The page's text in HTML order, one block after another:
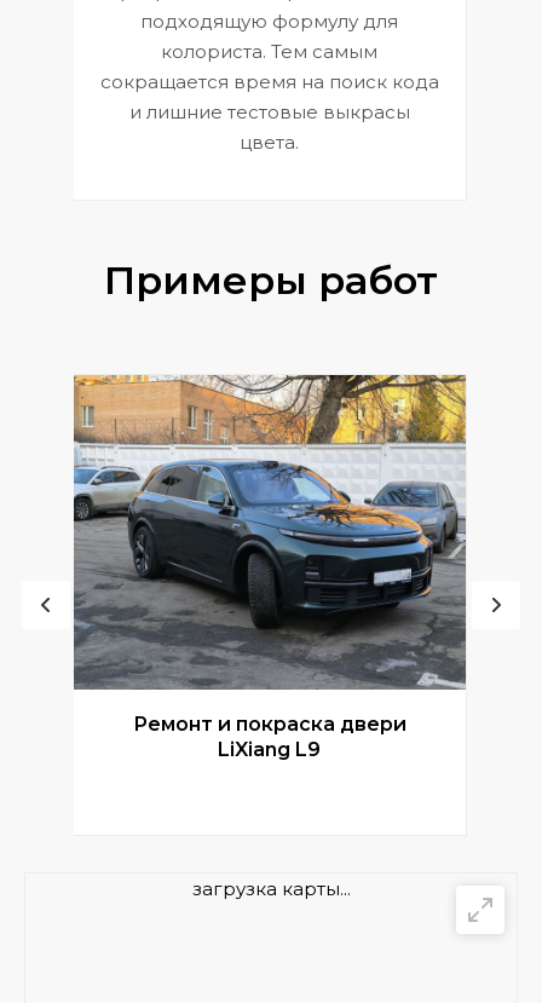
подходящую формулу для
колориста. Тем самым
сокращается время на поиск кода
и лишние тестовые выкрасы
цвета.
Примеры работ
Ремонт и покраска двери
LiXiang L9
загрузка карты...